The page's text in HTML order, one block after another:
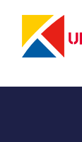
contenido